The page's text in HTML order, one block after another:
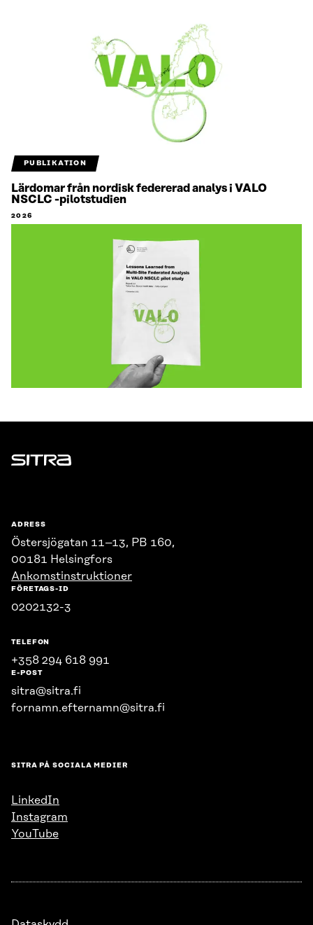
PUBLIKATION
Lärdomar från nordisk federerad analys i VALO
NSCLC -pilotstudien
2026
Sitra
ADRESS
Östersjögatan 11–13, PB 160,
00181 Helsingfors
Ankomstinstruktioner
FÖRETAGS-ID
0202132-3
TELEFON
+358 294 618 991
E-POST
sitra@sitra.fi
fornamn.efternamn@sitra.fi
SITRA PÅ SOCIALA MEDIER
LinkedIn
Instagram
YouTube